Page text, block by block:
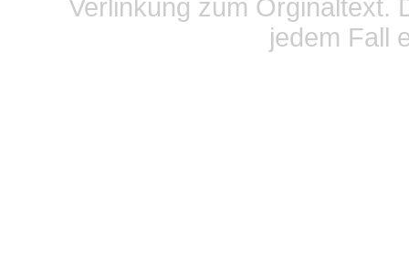
Verlinkung zum Orginaltext.
jedem Fall